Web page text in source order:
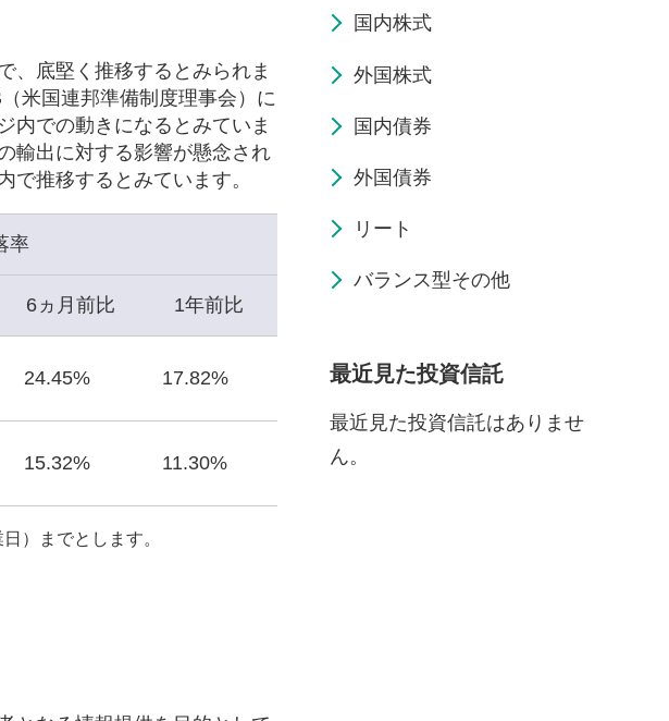
、底堅く推移するとみられま
米国連邦準備制度理事会）に
内での動きになるとみていま
輸出に対する影響が懸念され
推移するとみています。
率
6ヵ月前比 1年前比
24.45% 17.82%
15.32% 11.30%
）までとします。
国内株式
外国株式
国内債券
外国債券
リート
バランス型その他
最近見た投資信託
最近見た投資信託はありませ
ん。